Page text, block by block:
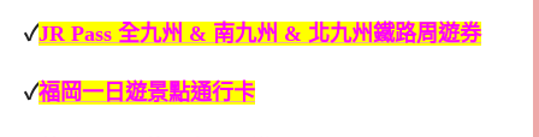
✓JR Pass 全九州 & 南九州 & 北九州鐵路周遊券
✓福岡一日遊景點通行卡